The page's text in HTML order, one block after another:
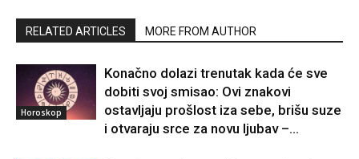
RELATED ARTICLES MORE FROM AUTHOR
Horoskop
Konačno dolazi trenutak kada će sve
dobiti svoj smisao: Ovi znakovi
ostavljaju prošlost iza sebe, brišu suze
i otvaraju srce za novu ljubav –...